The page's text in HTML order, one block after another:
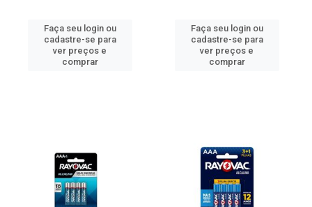
Faça seu login ou
cadastre-se para
ver preços e
comprar
Faça seu login ou
cadastre-se para
ver preços e
comprar